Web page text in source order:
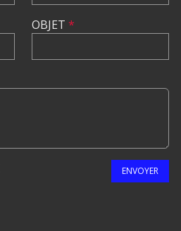
OBJET *
ENVOYER